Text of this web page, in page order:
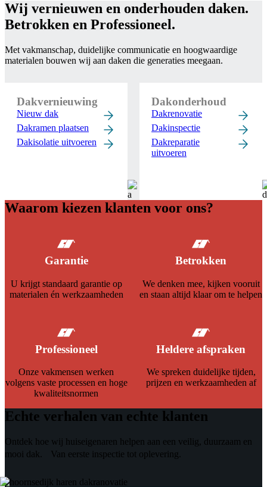
Wij vernieuwen en onderhouden daken.
Betrokken en Professioneel.
Met vakmanschap, duidelijke communicatie en hoogwaardige
materialen bouwen wij aan daken die generaties meegaan.
Dakvernieuwing
Nieuw dak
Dakramen plaatsen
Dakisolatie uitvoeren
Dakonderhoud
Dakrenovatie
Dakinspectie
Dakreparatie
uitvoeren
Waarom kiezen klanten voor ons?
Garantie
U krijgt standaard garantie op
materialen én werkzaamheden
Betrokken
We denken mee, kijken vooruit
en staan altijd klaar om te helpen
Professioneel
Onze vakmensen werken
volgens vaste processen en hoge
kwaliteitsnormen
Heldere afspraken
We spreken duidelijke tijden,
prijzen en werkzaamheden af
Echte verhalen van echte klanten
Ontdek hoe wij huiseigenaren helpen aan een veilig, duurzaam en
mooi dak. Van eerste inspectie tot oplevering.